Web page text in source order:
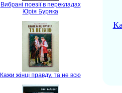
Вибрані поезії в перекладах
Юрія Буряка
Кажи жінці правду, та не всю